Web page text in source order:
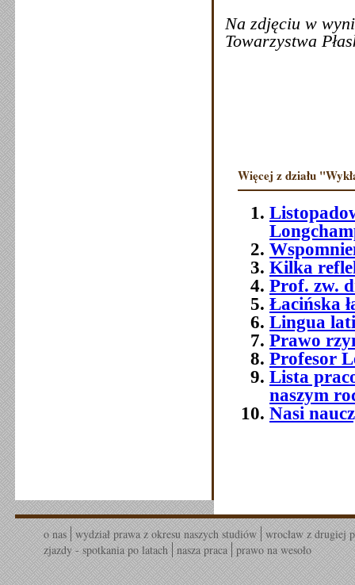
Na zdjęciu w
Towarzystwa
Więcej z działu
Kilka
Prof. zw.
Łacińska
Lingua
Prawo
Profesor
Lista
naszym
Nasi
o nas wydział prawa z okresu naszych studiów wrocław z drugiej
zjazdy - spotkania po latach nasza praca prawo na wesoło